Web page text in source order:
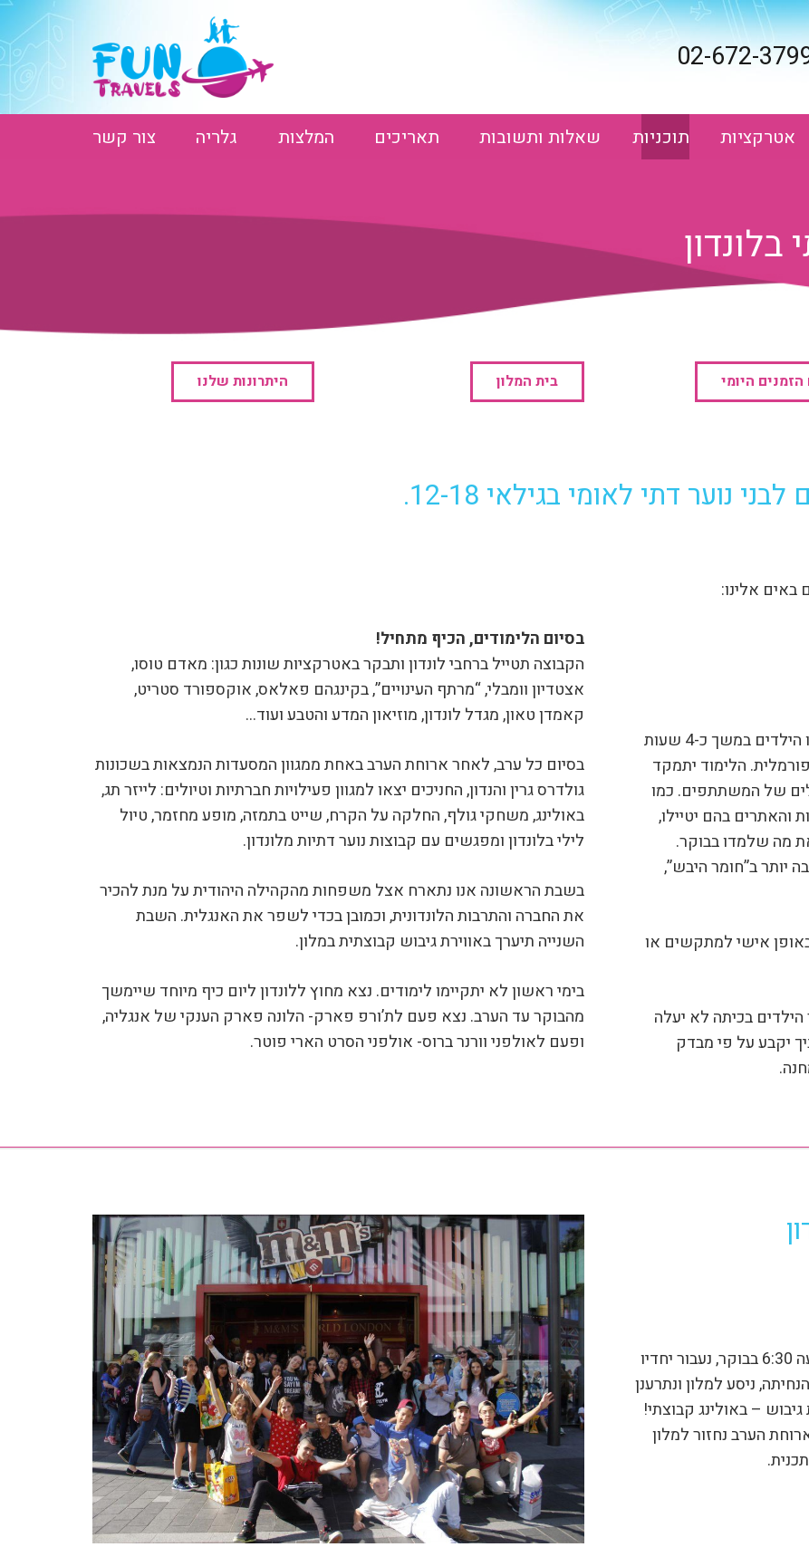
אטרקציות תוכניות שאלות ותשובות תאריכים המלצות גלריה צור קשר
הזמנים היומי בית המלון היתרונות שלנו
נוער דתי לאומי בגילאי 12-18.
אלינו:
כל בוקר ייפתח בתפילה ובארוחה, לאחריהם ילמדו הילדים במשך כ-4 שעות
הלימוד יתמקד
של המשתתפים. כמו
והאתרים בהם יטיילו,
מה שלמדו בבוקר.
ב”חומר היבש”,
אישי למתקשים או
בכיתה לא יעלה
יקבע על פי מבדק
בסיום הלימודים, הכיף מתחיל!
הקבוצה תטייל ברחבי לונדון ותבקר באטרקציות שונות כגון: מאדם טוסו,
אצטדיון וומבלי, “מרתף העינויים”, בקינגהם פאלאס, אוקספורד סטריט,
קאמדן טאון, מגדל לונדון, מוזיאון המדע והטבע ועוד…
בסיום כל ערב, לאחר ארוחת הערב באחת ממגוון המסעדות הנמצאות בשכונות
גולדרס גרין והנדון, החניכים יצאו למגוון פעילויות חברתיות וטיולים: לייזר תג,
באולינג, משחקי גולף, החלקה על הקרח, שייט בתמזה, מופע מחזמר, טיול
לילי בלונדון ומפגשים עם קבוצות נוער דתיות מלונדון.
בשבת הראשונה אנו נתארח אצל משפחות מהקהילה היהודית על מנת להכיר
את החברה והתרבות הלונדונית, וכמובן בכדי לשפר את האנגלית. השבת
השנייה תיערך באווירת גיבוש קבוצתית במלון.
בימי ראשון לא יתקיימו לימודים. נצא מחוץ ללונדון ליום כיף מיוחד שיימשך
מהבוקר עד הערב. נצא פעם לת’ורפ פארק- הלונה פארק הענקי של אנגליה,
ופעם לאולפני וורנר ברוס- אולפני הסרט הארי פוטר.
נפגש כולנו בהתרגשות רבה בשער 32 בנתב”ג בשעה 6:30 בבוקר, נעבור יחדיו
ניסע למלון ונתרענן
– באולינג קבוצתי!
הערב נחזור למלון